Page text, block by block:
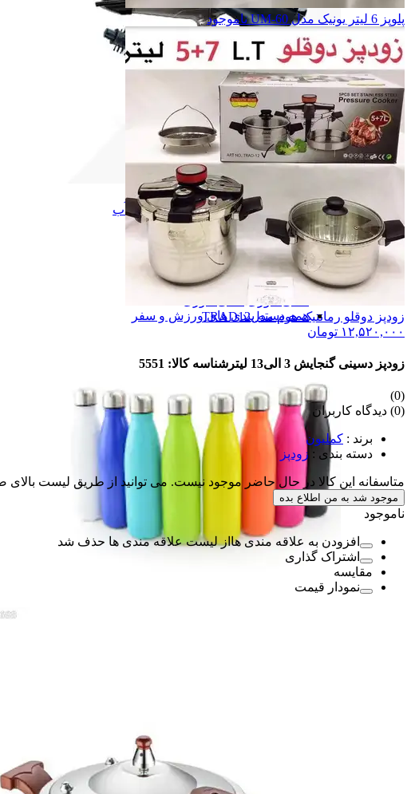
زیبایی و سلامت زیبایی و سلامت
قمقمه و بطری آب قمقمه و بطری آب
اسکوتر برقی اسکوتر برقی
نور و روشنایی نور و روشنایی
چراغ قوه چراغ قوه
پنکه شارژی پنکه شارژی
یخچال ماشین
یخچال ماشین
کافی خوری
همه دسته بندی های ورزش و سفر
پلوپز 6 لیتر یونیک مدل UM-60 ناموجود
زودپز دوقلو رمانتیک هوم مدلTRAD12
۱۲,۵۲۰,۰۰۰ تومان
زودپز دسینی گنجایش 3 الی13 لیتر شناسه کالا: 5551
(0)
(0) دیدگاه کاربران
برند : کملیون
دسته بندی : زودپز
متاسفانه این کالا در حال حاضر موجود نیست. می توانید از طریق لیست بالای
موجود شد به من اطلاع بده
ناموجود
افزودن به علاقه مندی هااز لیست علاقه مندی ها حذف شد
اشتراک گذاری
مقایسه
نمودار قیمت